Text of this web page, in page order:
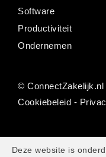
Software
Productiviteit
Ondernemen
© ConnectZakelijk.nl
Cookiebeleid -
Deze website is